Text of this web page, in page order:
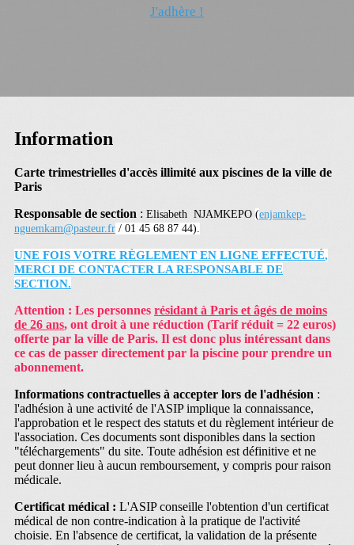
J'adhère !
Information
Carte trimestrielles d'accès illimité aux piscines de la ville de
Paris
Responsable de section : Elisabeth NJAMKEPO (enjamkep-
nguemkam@pasteur.fr / 01 45 68 87 44).
UNE FOIS VOTRE RÈGLEMENT EN LIGNE EFFECTUÉ,
MERCI DE CONTACTER LA RESPONSABLE DE
SECTION.
Attention : Les personnes résidant à Paris et âgés de moins
de 26 ans, ont droit à une réduction (Tarif réduit = 22 euros)
offerte par la ville de Paris. Il est donc plus intéressant dans
ce cas de passer directement par la piscine pour prendre un
abonnement.
Informations contractuelles à accepter lors de l'adhésion :
l'adhésion à une activité de l'ASIP implique la connaissance,
l'approbation et le respect des statuts et du règlement intérieur de
l'association. Ces documents sont disponibles dans la section
"téléchargements" du site. Toute adhésion est définitive et ne
peut donner lieu à aucun remboursement, y compris pour raison
médicale.
Certificat médical : L'ASIP conseille l'obtention d'un certificat
médical de non contre-indication à la pratique de l'activité
choisie. En l'absence de certificat, la validation de la présente